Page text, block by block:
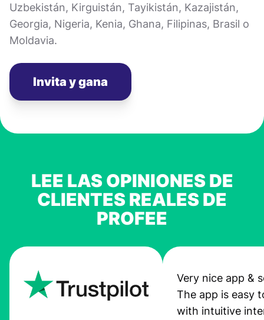
Uzbekistán, Kirguistán, Tayikistán, Kazajistán,
Georgia, Nigeria, Kenia, Ghana, Filipinas, Brasil o
Moldavia.
Invita y gana
LEE LAS OPINIONES DE
CLIENTES REALES DE
PROFEE
Very nice app &
The app is easy
with intuitive